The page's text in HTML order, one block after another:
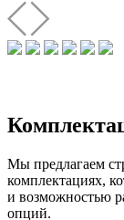
Мы предлагаем
комплектациях,
и возможностью
опций.